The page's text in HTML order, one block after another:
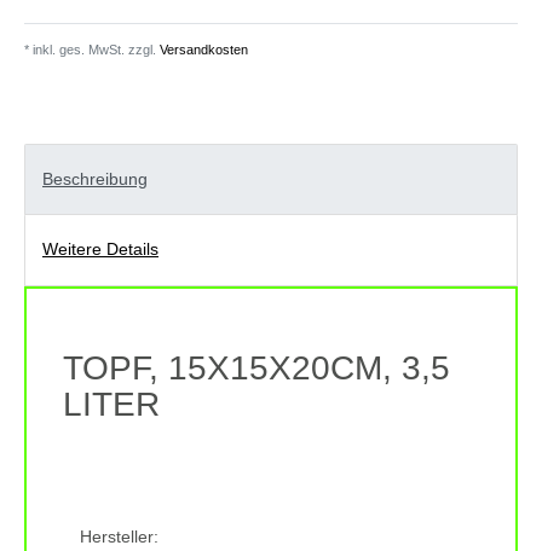
* inkl. ges. MwSt. zzgl. Versandkosten
Beschreibung
Weitere Details
TOPF, 15X15X20CM, 3,5
LITER
Hersteller: